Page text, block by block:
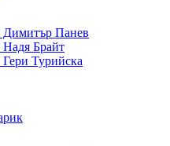
Димитър Панев
Надя Брайт
Турийска